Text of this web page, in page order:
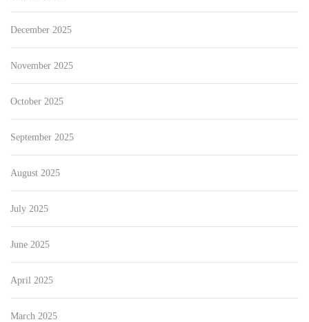
December 2025
November 2025
October 2025
September 2025
August 2025
July 2025
June 2025
April 2025
March 2025